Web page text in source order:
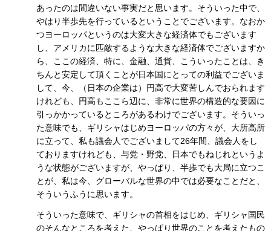
あったのは間違いない事実だと思います。そういった中で、
やはり半歩先を行っているということでございます。なおか
つヨーロッパというのは大変大きな経済体でもございます
し、アメリカに匹敵するような大きな経済体でございますか
ら、ここの経済、特に、金融、通貨、こういったことは、き
ちんと安定して頂くことが日本国にとっての利益でございま
して、今、（日本の企業は）円高で大変苦しんでおられます
けれども、円高もここら辺に、非常に世界の構造的な要因に
引っかかっているところがあるわけでございます。そういっ
た意味でも、ギリシャはじめヨーロッパの方々が、大所高所
に立って、私も議会人でございまして26年間、議会人をし
ておりますけれども、与党・野党、日本でもねじれというよ
うな状態がございますが、やっぱり、半歩でも大局に立つこ
とが、私は今、グローバルな世界の中では必要なことだと、
そういうふうに思います。
そういった意味で、ギリシャの首相をはじめ、ギリシャ国民
のそんなところを考えた、やっぱり世界のことを考えたもの